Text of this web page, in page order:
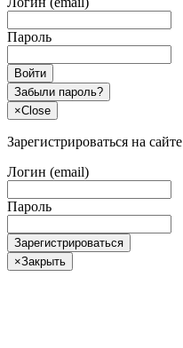
Пароль
Войти
Забыли пароль?
×Close
Зарегистрироваться на сайте
Логин (email)
Пароль
Зарегистрироваться
×Закрыть